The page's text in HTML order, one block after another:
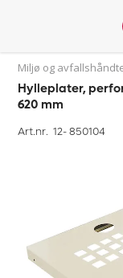
Miljø og
Hylleplater,
620 mm
Art.nr. 12-850104